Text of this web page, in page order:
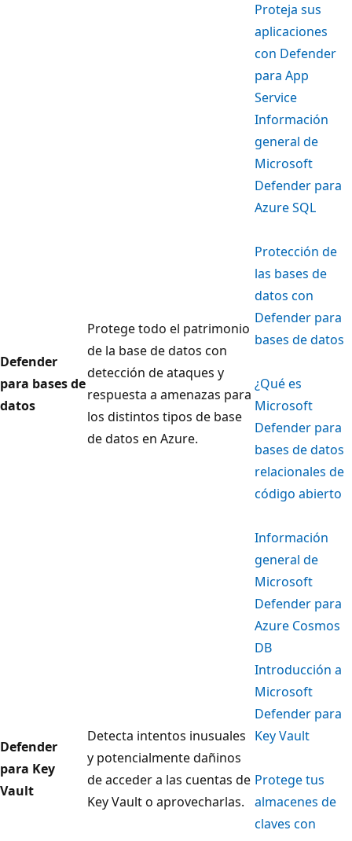
Proteja sus
aplicaciones
con Defender
para App
Service
Defender
para bases de
datos
Protege todo el patrimonio
de la base de datos con
detección de ataques y
respuesta a amenazas para
los distintos tipos de base
de datos en Azure.
Información
general de
Microsoft
Defender para
Azure SQL
Protección de
las bases de
datos con
Defender para
bases de datos
¿Qué es
Microsoft
Defender para
bases de datos
relacionales de
código abierto
Información
general de
Microsoft
Defender para
Azure Cosmos
DB
Defender
para Key
Vault
Detecta intentos inusuales
y potencialmente dañinos
de acceder a las cuentas de
Key Vault o aprovecharlas.
Introducción a
Microsoft
Defender para
Key Vault
Protege tus
almacenes de
claves con